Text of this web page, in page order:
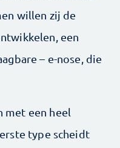
willen zij de
een
– e-nose, die
met een heel
type scheidt